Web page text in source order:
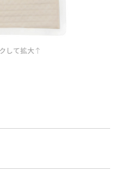
して拡大